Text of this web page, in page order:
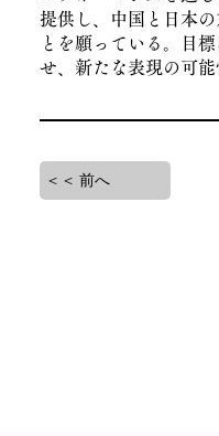
＜＜ 前へ
提供し、中国と日本
とを願っている。目
せ、新たな表現の可能